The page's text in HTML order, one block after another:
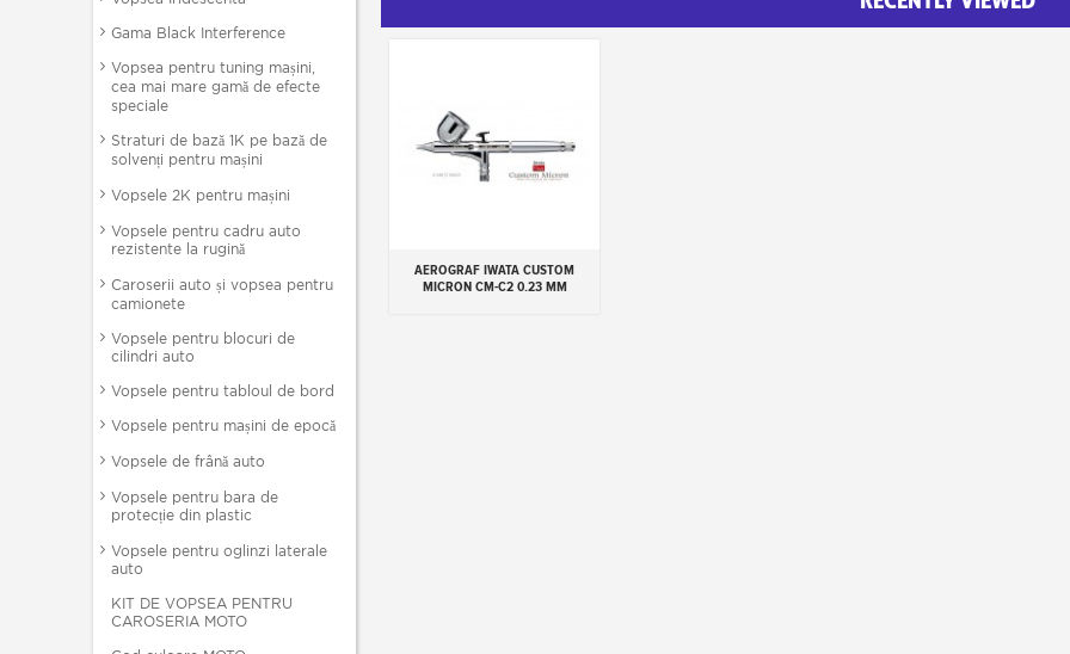
Gama Black Interference
Vopsea pentru tuning mașini,
cea mai mare gamă de efecte
speciale
Straturi de bază 1K pe bază de
solvenți pentru mașini
Vopsele 2K pentru mașini
Vopsele pentru cadru auto
rezistente la rugină
Caroserii auto și vopsea pentru
camionete
Vopsele pentru blocuri de
cilindri auto
Vopsele pentru tabloul de bord
Vopsele pentru mașini de epocă
Vopsele de frână auto
Vopsele pentru bara de
protecție din plastic
Vopsele pentru oglinzi laterale
auto
KIT DE VOPSEA PENTRU
CAROSERIA MOTO
Add to cart
AEROGRAF IWATA CUSTOM
MICRON CM-C2 0.23 MM